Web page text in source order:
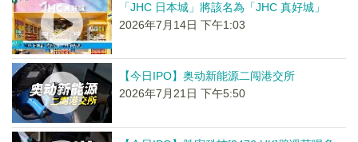
「JHC 日本城」將該名為「JHC 真好城」
2026年7月14日 下午1:03
【今日IPO】奥动新能源二闯港交所
2026年7月21日 下午5:50